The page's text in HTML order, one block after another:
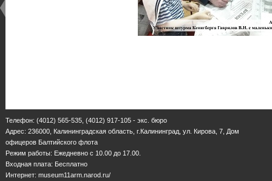
Телефон: (4012) 565-535, (4012) 917-105 - экс. бюро
Адрес: 236000, Калининградская область, г.Калининград, ул. Кирова, 7, Дом
офицеров Балтийского флота
Режим работы: Ежедневно с 10.00 до 17.00.
Входная плата: Бесплатно
Интернет: museum11arm.narod.ru/